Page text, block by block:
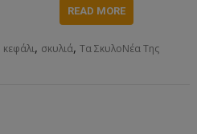
READ MORE
κεφάλι, σκυλιά,Τα ΣκυλοΝέα Της